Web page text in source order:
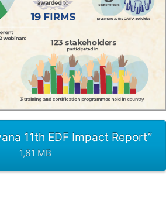
11th EDF Impact Report”
1,61 MB